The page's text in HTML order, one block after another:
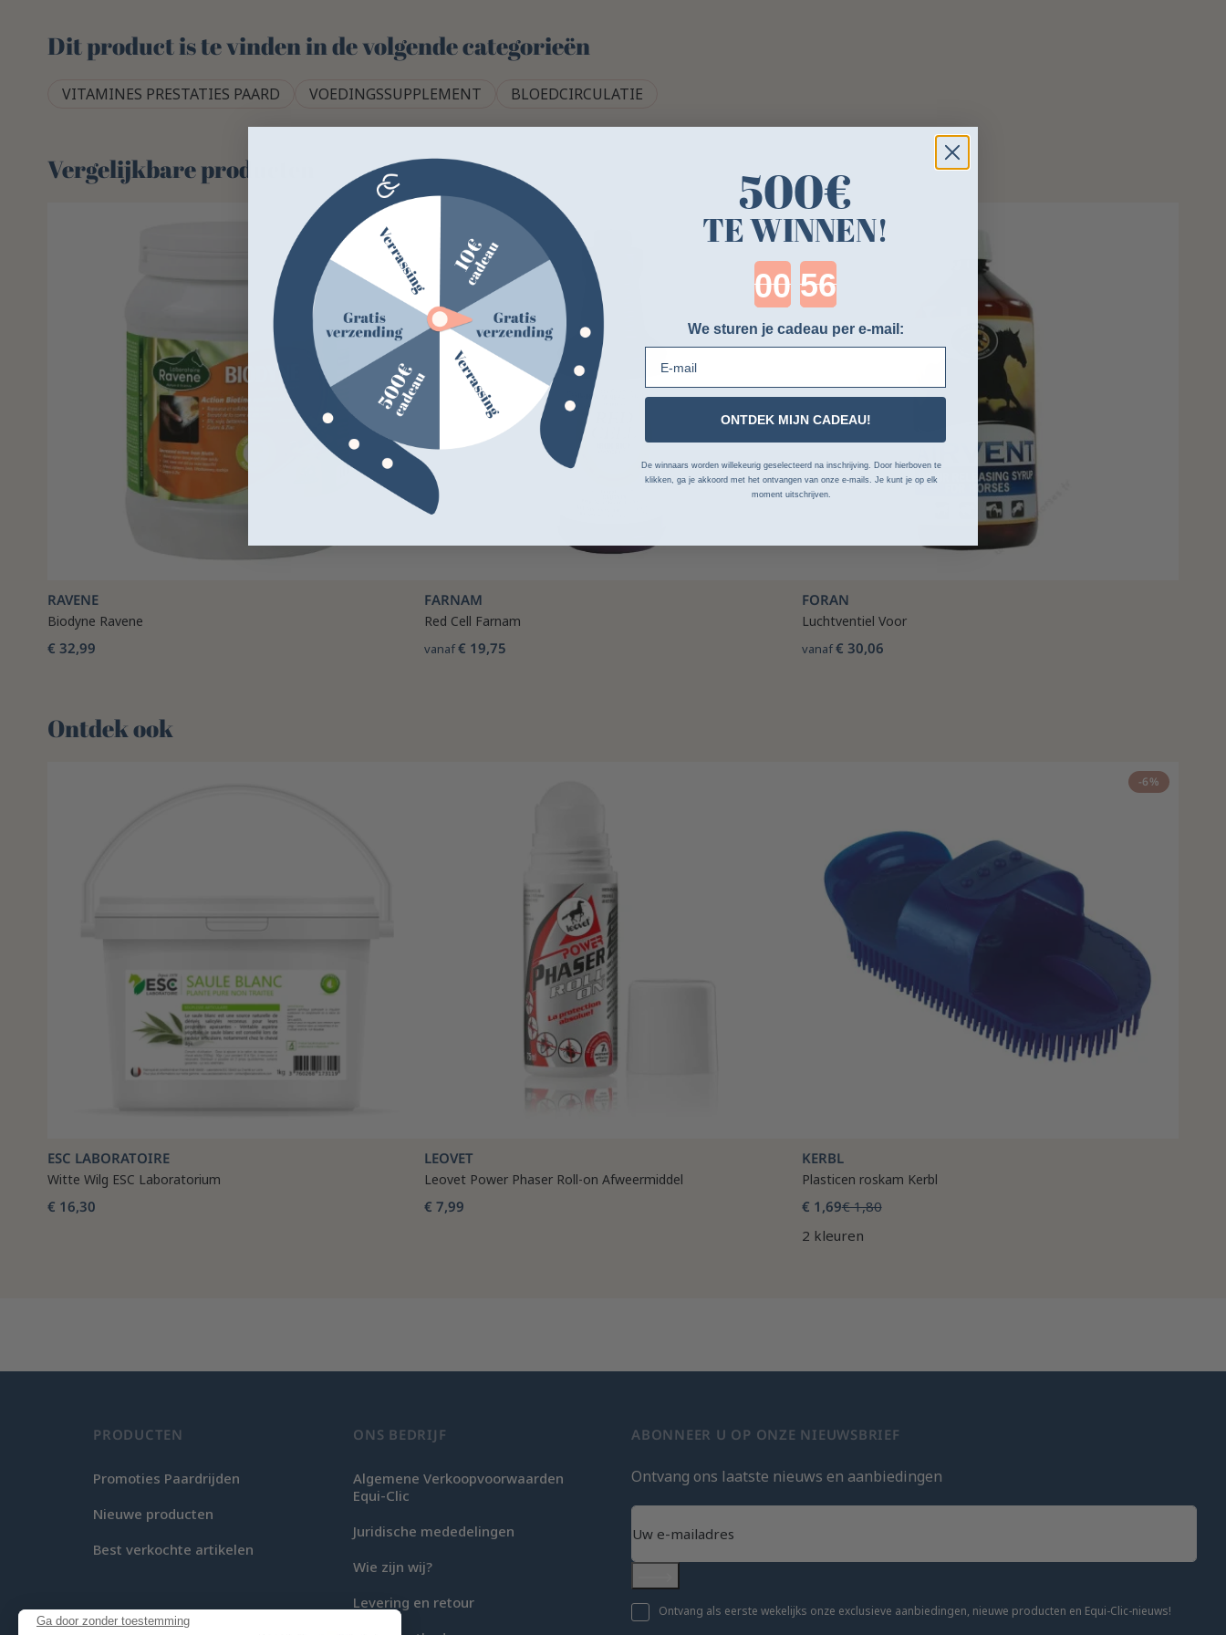
Ga door zonder toestemming
Dit product is te vinden in de volgende categorieën
VITAMINES PRESTATIES PAARD VOEDINGSSUPPLEMENT BLOEDCIRCULATIE
Vergelijkbare producten
RAVENE
Biodyne Ravene
€ 32,99
FARNAM
Red Cell Farnam
vanaf€ 19,75
FORAN
Luchtventiel Voor
vanaf€ 30,06
Ontdek ook 🌻
ESC LABORATOIRE
Witte Wilg ESC Laboratorium
€ 16,30
LEOVET
Leovet Power Phaser Roll-on Afweermiddel
€ 7,99
-6%
KERBL
Plasticen roskam Kerbl
€ 1,69€ 1,80
2 kleuren
PRODUCTEN
Promoties Paardrijden
Nieuwe producten
Best verkochte artikelen
ONS BEDRIJF
Algemene Verkoopvoorwaarden
Equi-Clic
Juridische mededelingen
Wie zijn wij?
Levering en retour
ABONNEER U OP ONZE NIEUWSBRIEF
Ontvang ons laatste nieuws en aanbiedingen
Ontvang als eerste wekelijks onze exclusieve aanbiedingen, nieuwe producten en Equi-Clic-nieuws!
500€
TE WINNEN!
Countdown ends in:
We sturen je cadeau per e-mail:
ONTDEK MIJN CADEAU!
De winnaars worden willekeurig geselecteerd na inschrijving. Door hierboven te
klikken, ga je akkoord met het ontvangen van onze e-mails. Je kunt je op elk
moment uitschrijven.